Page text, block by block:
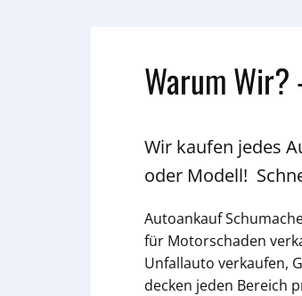
Warum Wir?
Wir kaufen jedes
oder Modell!
Autoankauf
für Motorschaden
Unfallauto verkaufen,
decken jeden Bereich